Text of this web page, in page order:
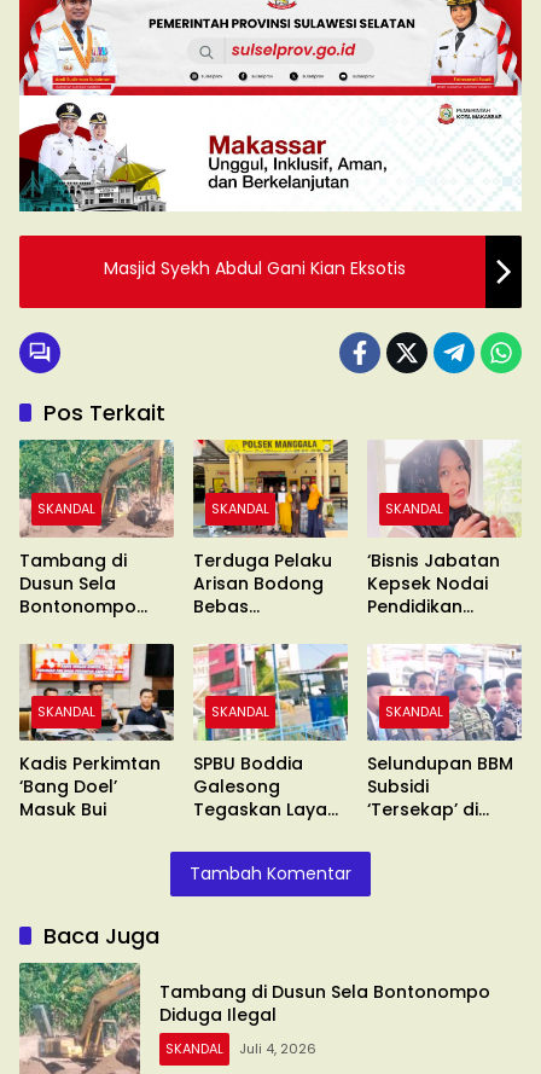
Masjid Syekh Abdul Gani Kian Eksotis
Pos Terkait
SKANDAL
Tambang di
Dusun Sela
Bontonompo
SKANDAL
Terduga Pelaku
Arisan Bodong
Bebas
SKANDAL
‘Bisnis Jabatan
Kepsek Nodai
Pendidikan
SKANDAL
Kadis Perkimtan
‘Bang Doel’
Masuk Bui
SKANDAL
SPBU Boddia
Galesong
Tegaskan Layani
SKANDAL
Selundupan BBM
Subsidi
‘Tersekap’ di
Tambah Komentar
Baca Juga
Tambang di Dusun Sela Bontonompo
Diduga Ilegal
SKANDAL Juli 4, 2026